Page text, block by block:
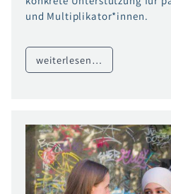
und Multiplikator*innen.
weiterlesen…